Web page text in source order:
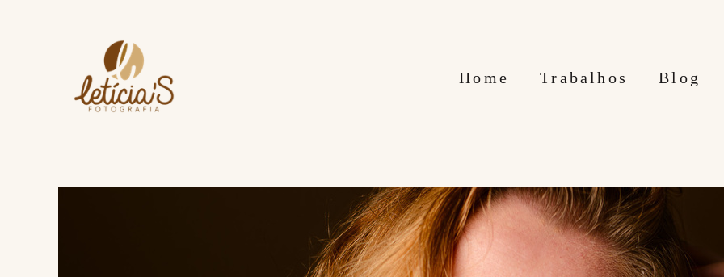
Home Trabalhos Blog